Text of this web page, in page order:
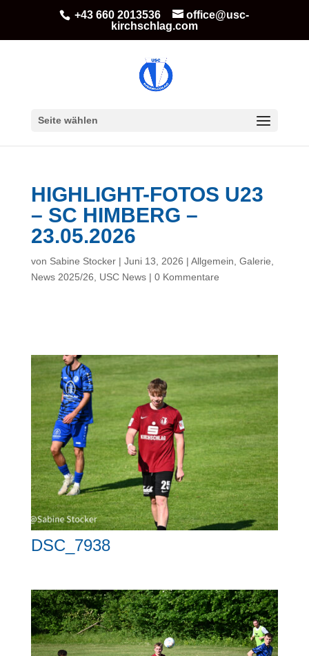
+43 660 2013536
office@usc-
kirchschlag.com
Seite wählen
HIGHLIGHT-FOTOS U23
– SC HIMBERG –
23.05.2026
von Sabine Stocker| Juni 13, 2026 | Allgemein Galerie
News 2025/26
USC News| 0 Kommentare
DSC_7938